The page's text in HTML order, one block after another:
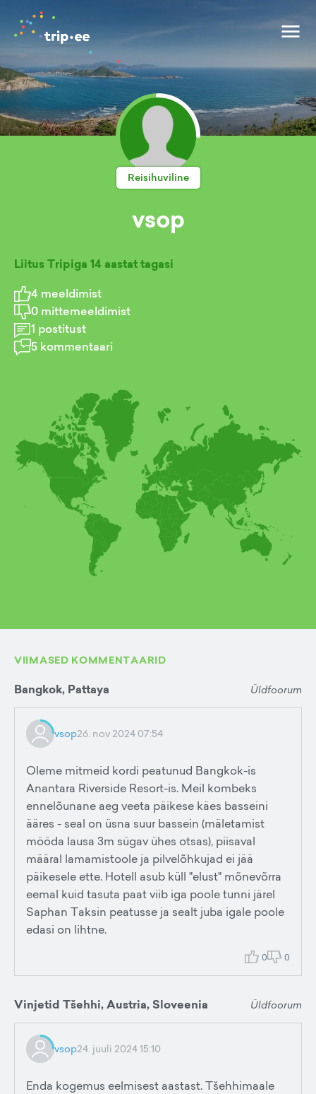
Reisihuviline
vsop
Liitus Tripiga 14 aastat tagasi
4 meeldimist
0 mittemeeldimist
1 postitust
5 kommentaari
VIIMASED KOMMENTAARID
Bangkok, Pattaya Üldfoorum
vsop26. nov 2024 07:54
Oleme mitmeid kordi peatunud Bangkok-is
Anantara Riverside Resort-is. Meil kombeks
ennelõunane aeg veeta päikese käes basseini
ääres - seal on üsna suur bassein (mäletamist
mööda lausa 3m sügav ühes otsas), piisaval
määral lamamistoole ja pilvelõhkujad ei jää
päikesele ette. Hotell asub küll "elust" mõnevõrra
eemal kuid tasuta paat viib iga poole tunni järel
Saphan Taksin peatusse ja sealt juba igale poole
edasi on lihtne.
0 0
Vinjetid Tšehhi, Austria, Sloveenia Üldfoorum
vsop24. juuli 2024 15:10
Enda kogemus eelmisest aastast. Tšehhimaale